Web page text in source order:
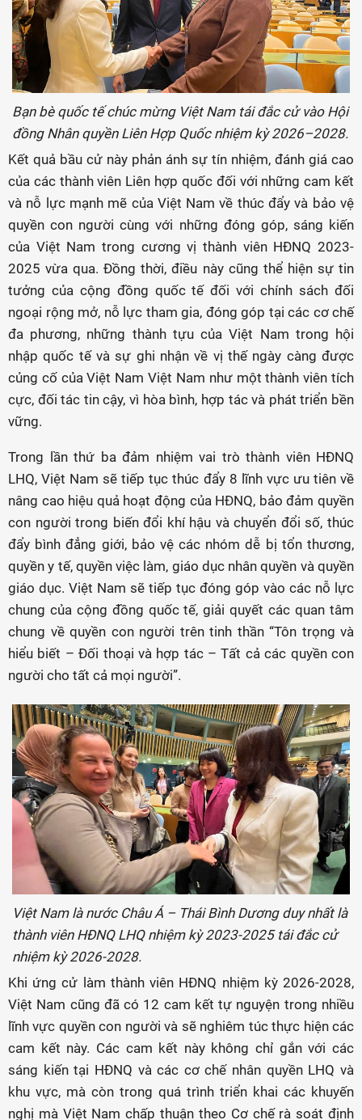
Bạn bè quốc tế chúc mừng Việt Nam tái đắc cử vào Hội
đồng Nhân quyền Liên Hợp Quốc nhiệm kỳ 2026–2028.
Kết quả bầu cử này phản ánh sự tín nhiệm, đánh giá cao
của các thành viên Liên hợp quốc đối với những cam kết
và nỗ lực mạnh mẽ của Việt Nam về thúc đẩy và bảo vệ
quyền con người cùng với những đóng góp, sáng kiến
của Việt Nam trong cương vị thành viên HĐNQ 2023-
2025 vừa qua. Đồng thời, điều này cũng thể hiện sự tin
tưởng của cộng đồng quốc tế đối với chính sách đối
ngoại rộng mở, nỗ lực tham gia, đóng góp tại các cơ chế
đa phương, những thành tựu của Việt Nam trong hội
nhập quốc tế và sự ghi nhận về vị thế ngày càng được
củng cố của Việt Nam Việt Nam như một thành viên tích
cực, đối tác tin cậy, vì hòa bình, hợp tác và phát triển bền
vững.
Trong lần thứ ba đảm nhiệm vai trò thành viên HĐNQ
LHQ, Việt Nam sẽ tiếp tục thúc đẩy 8 lĩnh vực ưu tiên về
nâng cao hiệu quả hoạt động của HĐNQ, bảo đảm quyền
con người trong biến đổi khí hậu và chuyển đổi số, thúc
đẩy bình đẳng giới, bảo vệ các nhóm dễ bị tổn thương,
quyền y tế, quyền việc làm, giáo dục nhân quyền và quyền
giáo dục. Việt Nam sẽ tiếp tục đóng góp vào các nỗ lực
chung của cộng đồng quốc tế, giải quyết các quan tâm
chung về quyền con người trên tinh thần “Tôn trọng và
hiểu biết – Đối thoại và hợp tác – Tất cả các quyền con
người cho tất cả mọi người”.
Việt Nam là nước Châu Á – Thái Bình Dương duy nhất là
thành viên HĐNQ LHQ nhiệm kỳ 2023-2025 tái đắc cử
nhiệm kỳ 2026-2028.
Khi ứng cử làm thành viên HĐNQ nhiệm kỳ 2026-2028,
Việt Nam cũng đã có 12 cam kết tự nguyện trong nhiều
lĩnh vực quyền con người và sẽ nghiêm túc thực hiện các
cam kết này. Các cam kết này không chỉ gắn với các
sáng kiến tại HĐNQ và các cơ chế nhân quyền LHQ và
khu vực, mà còn trong quá trình triển khai các khuyến
nghị mà Việt Nam chấp thuận theo Cơ chế rà soát định